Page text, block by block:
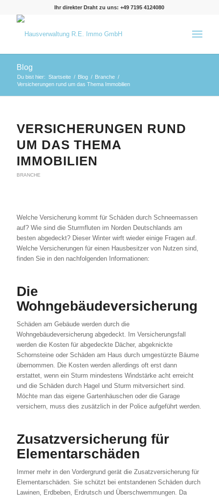
Ihr direkter Draht zu uns: +49 7195 4124080
Blog
Du bist hier: Startseite / Blog / Branche /
Versicherungen rund um das Thema Immobilien
VERSICHERUNGEN RUND
UM DAS THEMA
IMMOBILIEN
BRANCHE
Welche Versicherung kommt für Schäden durch Schneemassen
auf? Wie sind die Sturmfluten im Norden Deutschlands am
besten abgedeckt? Dieser Winter wirft wieder einige Fragen auf.
Welche Versicherungen für einen Hausbesitzer von Nutzen sind,
finden Sie in den nachfolgenden Informationen:
Die
Wohngebäudeversicherung
Schäden am Gebäude werden durch die
Wohngebäudeversicherung abgedeckt. Im Versicherungsfall
werden die Kosten für abgedeckte Dächer, abgeknickte
Schornsteine oder Schäden am Haus durch umgestürzte Bäume
übernommen. Die Kosten werden allerdings oft erst dann
erstattet, wenn ein Sturm mindestens Windstärke acht erreicht
und die Schäden durch Hagel und Sturm mitversichert sind.
Möchte man das eigene Gartenhäuschen oder die Garage
versichern, muss dies zusätzlich in der Police aufgeführt werden.
Zusatzversicherung für
Elementarschäden
Immer mehr in den Vordergrund gerät die Zusatzversicherung für
Elementarschäden. Sie schützt bei entstandenen Schäden durch
Lawinen, Erdbeben, Erdrutsch und Überschwemmungen. Da